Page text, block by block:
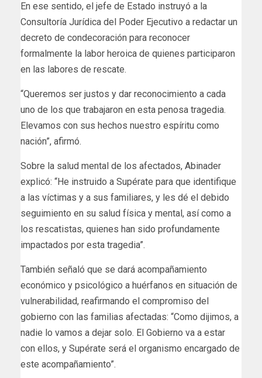
En ese sentido, el jefe de Estado instruyó a la
Consultoría Jurídica del Poder Ejecutivo a redactar un
decreto de condecoración para reconocer
formalmente la labor heroica de quienes participaron
en las labores de rescate.
“Queremos ser justos y dar reconocimiento a cada
uno de los que trabajaron en esta penosa tragedia.
Elevamos con sus hechos nuestro espíritu como
nación”, afirmó.
Sobre la salud mental de los afectados, Abinader
explicó: “He instruido a Supérate para que identifique
a las víctimas y a sus familiares, y les dé el debido
seguimiento en su salud física y mental, así como a
los rescatistas, quienes han sido profundamente
impactados por esta tragedia”.
También señaló que se dará acompañamiento
económico y psicológico a huérfanos en situación de
vulnerabilidad, reafirmando el compromiso del
gobierno con las familias afectadas: “Como dijimos, a
nadie lo vamos a dejar solo. El Gobierno va a estar
con ellos, y Supérate será el organismo encargado de
este acompañamiento”.